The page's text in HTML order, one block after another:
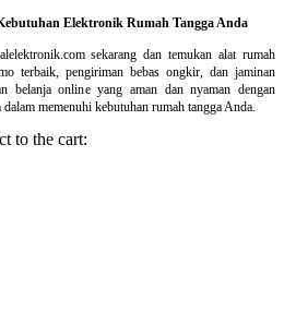
Elektronik Rumah Tangga Anda
sekarang dan temukan alat rumah
terbaik, pengiriman bebas ongkir, dan jaminan
belanja online yang aman dan nyaman dengan
memenuhi kebutuhan rumah tangga Anda.
to the cart: